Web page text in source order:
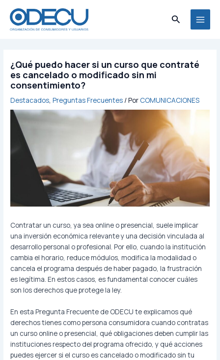
contenido
Buscar
¿Qué puedo hacer si un curso que contraté
es cancelado o modificado sin mi
consentimiento?
Destacados,Preguntas Frecuentes / Por COMUNICACIONES
Contratar un curso, ya sea online o presencial, suele implicar
una inversión económica relevante y una decisión vinculada al
desarrollo personal o profesional. Por ello, cuando la institución
cambia el horario, reduce módulos, modifica la modalidad o
cancela el programa después de haber pagado, la frustración
es legítima. En estos casos, es fundamental conocer cuáles
son los derechos que protege la ley.
En esta Pregunta Frecuente de ODECU te explicamos qué
derechos tienes como persona consumidora cuando contratas
un curso online o presencial, qué obligaciones deben cumplir las
instituciones respecto del programa ofrecido, y qué acciones
puedes ejercer si el curso es cancelado o modificado sin tu